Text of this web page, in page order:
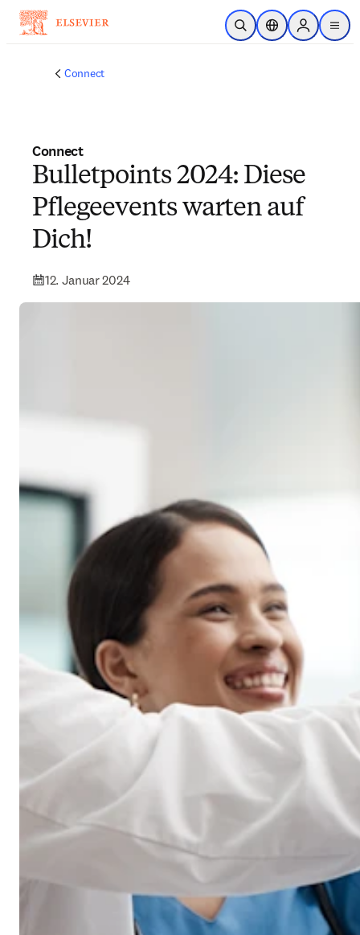
Zum Hauptinhalt wechseln
Suche öffnenStandortauswahl
Sign in to
menu
Connect
Connect
Bulletpoints 2024: Diese
Pflegeevents warten auf
Dich!
12. Januar 2024